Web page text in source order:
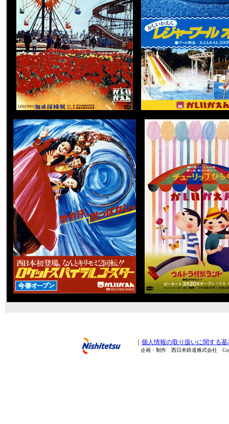
個人情報の取り扱いに関する基
企画・制作 西日本鉄道株式会社